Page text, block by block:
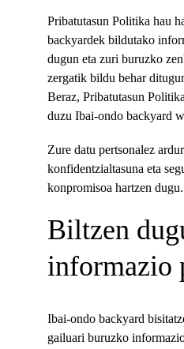
Pribatutasun Politika hau
backyardek bildutako
dugun eta zuri buruzko
zergatik bildu behar
Beraz, Pribatutasun
duzu Ibai-ondo backyard
Zure datu pertsonalez
konfidentzialtasuna eta
konpromisoa hartzen dugu.
Biltzen
informazio
Ibai-ondo backyard
gailuari buruzko